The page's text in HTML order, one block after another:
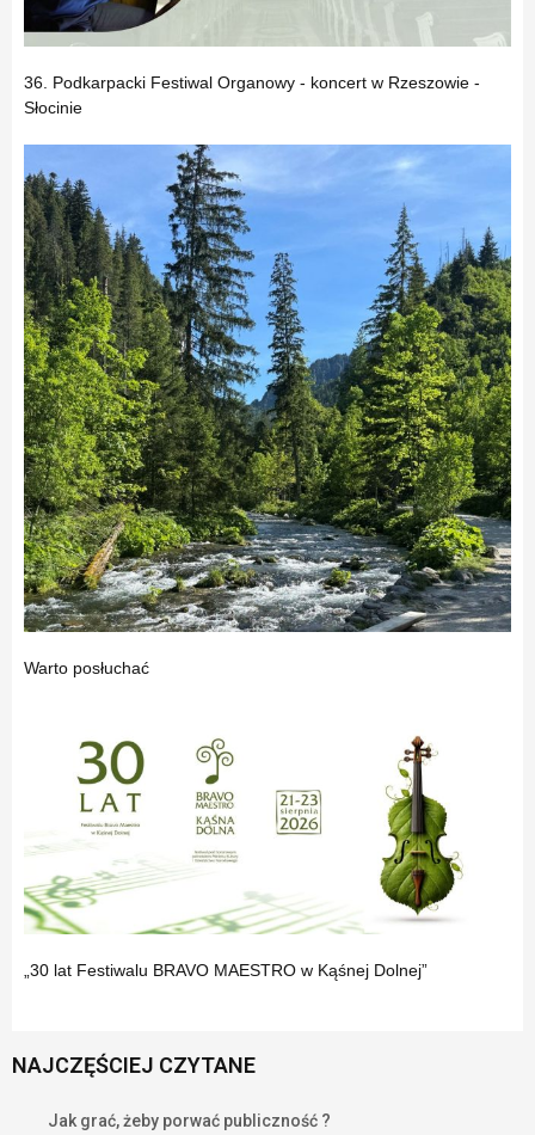
36. Podkarpacki Festiwal Organowy - koncert w Rzeszowie -
Słocinie
Warto posłuchać
„30 lat Festiwalu BRAVO MAESTRO w Kąśnej Dolnej”
NAJCZĘŚCIEJ CZYTANE
Jak grać, żeby porwać publiczność ?